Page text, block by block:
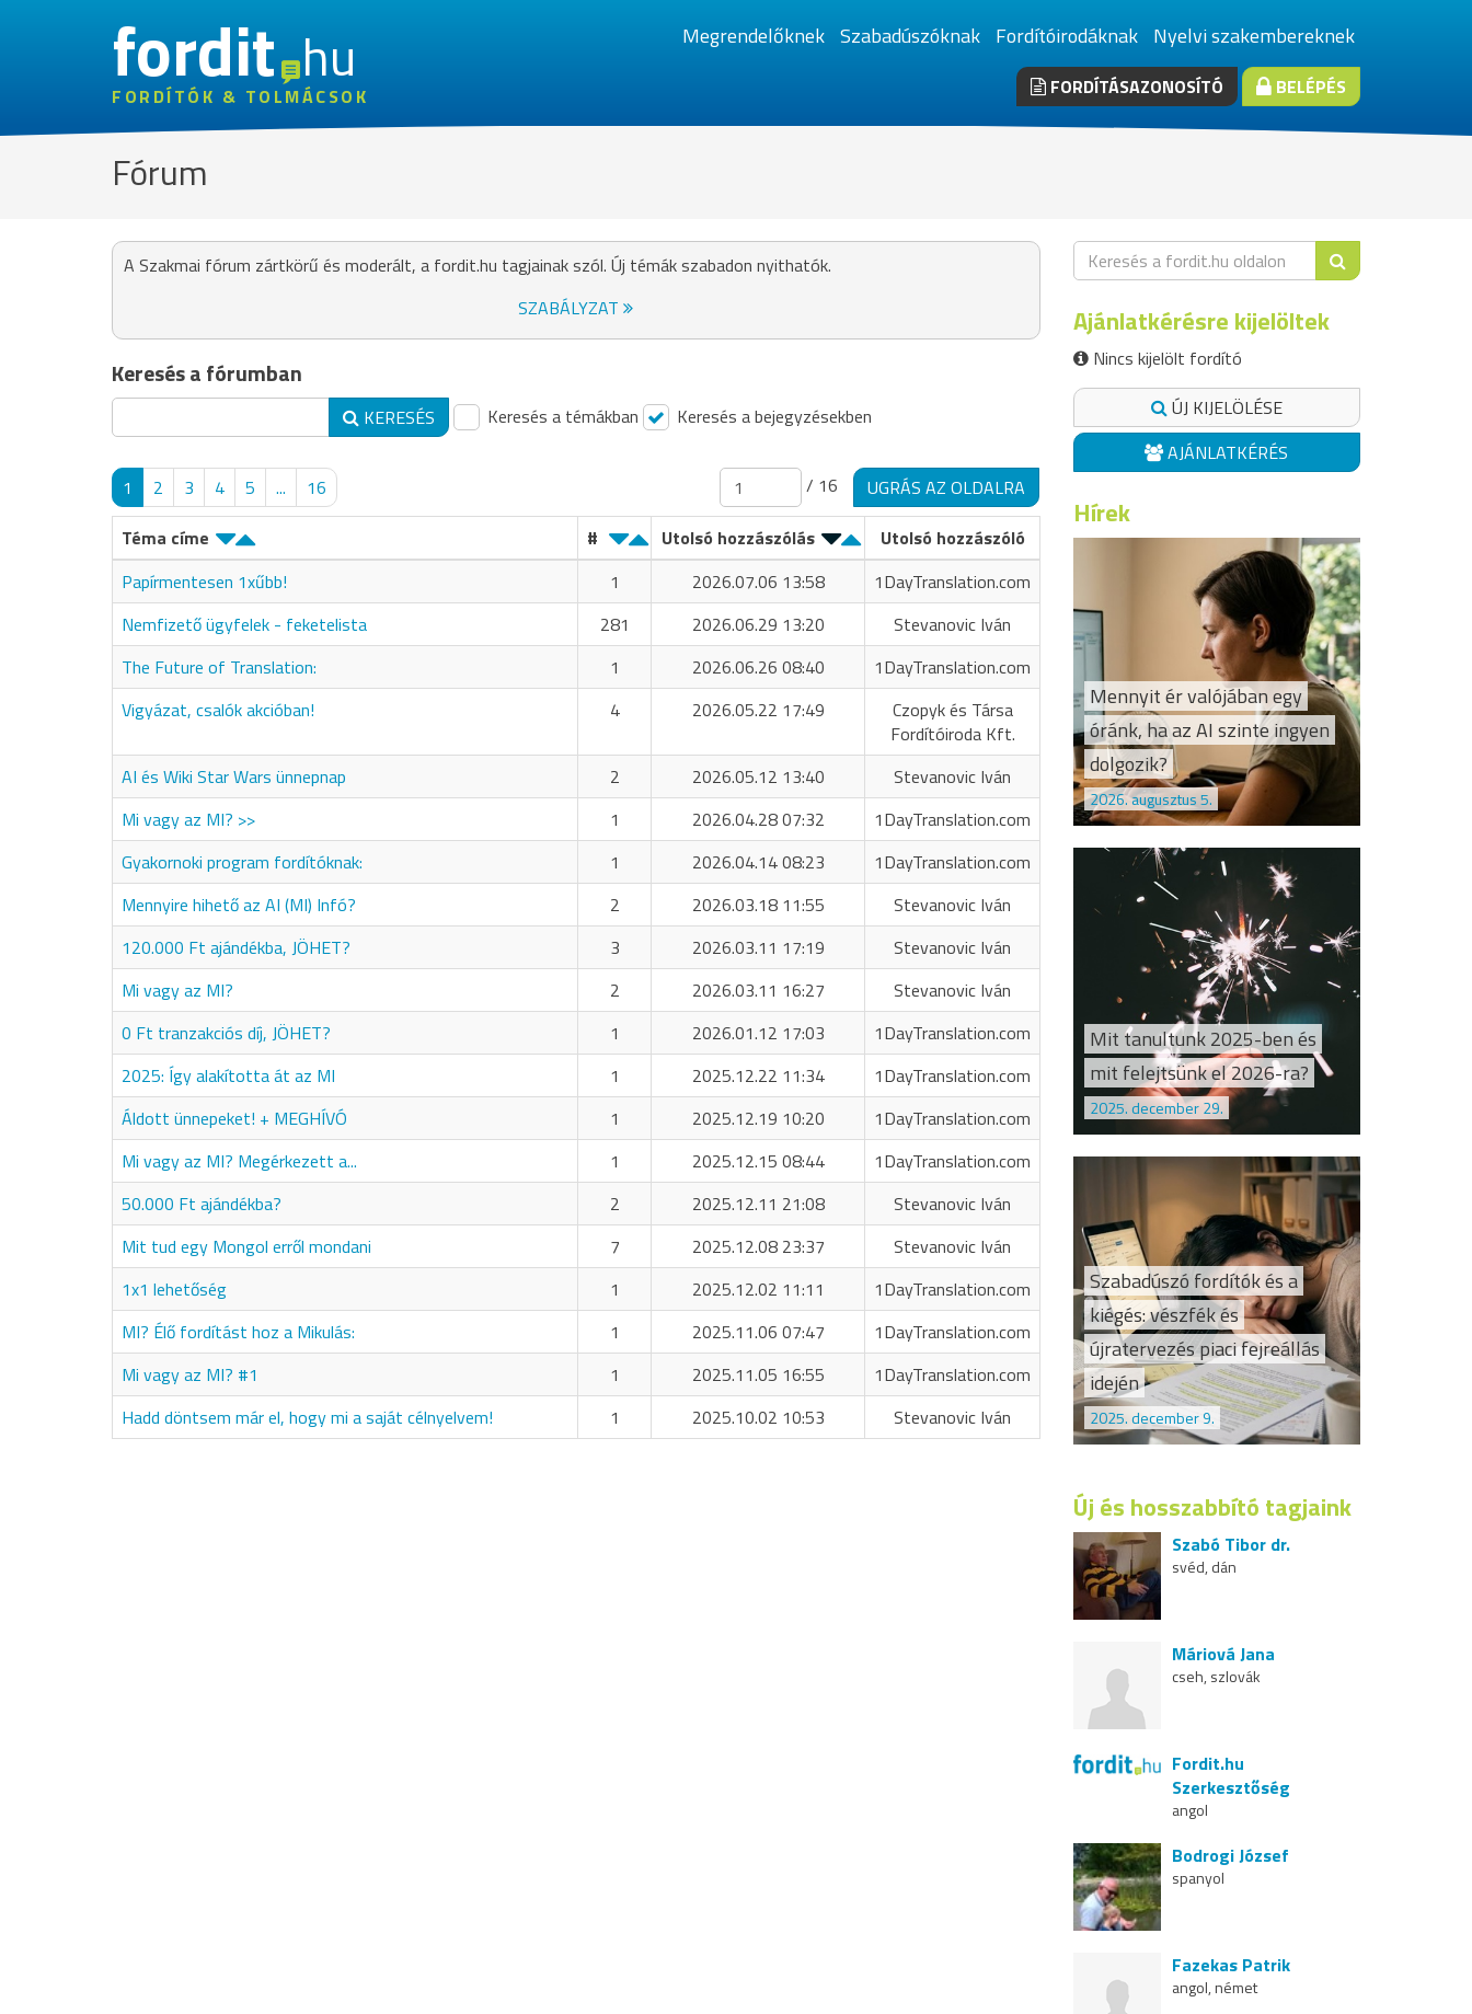
fordithu
FORDÍTÓK & TOLMÁCSOK
Megrendelőknek Szabadúszóknak Fordítóirodáknak Nyelvi szakembereknek
FORDÍTÁSAZONOSÍTÓ BELÉPÉS
Fórum
A Szakmai fórum zártkörű és moderált, a fordit.hu tagjainak szól. Új témák szabadon nyithatók.
SZABÁLYZAT
Keresés a fórumban
KERESÉS Keresés a témákban Keresés a bejegyzésekben
1 2 3 4 5 ... 16 / 16
UGRÁS AZ OLDALRA
Téma címe
# Utolsó hozzászólás
Utolsó hozzászóló
Papírmentesen 1xűbb!
1 2026.07.06 13:58
1DayTranslation.com
Nemfizető ügyfelek - feketelista
281 2026.06.29 13:20
Stevanovic Iván
The Future of Translation:
1 2026.06.26 08:40
1DayTranslation.com
Vigyázat, csalók akcióban!
4 2026.05.22 17:49
Czopyk és Társa
Fordítóiroda Kft.
AI és Wiki Star Wars ünnepnap
2 2026.05.12 13:40
Stevanovic Iván
Mi vagy az MI? >>
1 2026.04.28 07:32
1DayTranslation.com
Gyakornoki program fordítóknak:
1 2026.04.14 08:23
1DayTranslation.com
Mennyire hihető az AI (MI) Infó?
2 2026.03.18 11:55
Stevanovic Iván
120.000 Ft ajándékba, JÖHET?
3 2026.03.11 17:19
Stevanovic Iván
Mi vagy az MI?
2 2026.03.11 16:27
Stevanovic Iván
0 Ft tranzakciós díj, JÖHET?
1 2026.01.12 17:03
1DayTranslation.com
2025: Így alakította át az MI
1 2025.12.22 11:34
1DayTranslation.com
Áldott ünnepeket! + MEGHÍVÓ
1 2025.12.19 10:20
1DayTranslation.com
Mi vagy az MI? Megérkezett a...
1 2025.12.15 08:44
1DayTranslation.com
50.000 Ft ajándékba?
2 2025.12.11 21:08
Stevanovic Iván
Mit tud egy Mongol erről mondani
7 2025.12.08 23:37
Stevanovic Iván
1x1 lehetőség
1 2025.12.02 11:11
1DayTranslation.com
MI? Élő fordítást hoz a Mikulás:
1 2025.11.06 07:47
1DayTranslation.com
Mi vagy az MI? #1
1 2025.11.05 16:55
1DayTranslation.com
Hadd döntsem már el, hogy mi a saját célnyelvem!
1 2025.10.02 10:53 Stevanovic Iván
Ajánlatkérésre kijelöltek
Nincs kijelölt fordító
ÚJ KIJELÖLÉSE
AJÁNLATKÉRÉS
Hírek
Mennyit ér valójában egy
óránk, ha az AI szinte ingyen
dolgozik?
2026. augusztus 5.
Mit tanultunk 2025-ben és
mit felejtsünk el 2026-ra?
2025. december 29.
Szabadúszó fordítók és a
kiégés: vészfék és
újratervezés piaci fejreállás
idején
2025. december 9.
Új és hosszabbító tagjaink
Szabó Tibor dr.
svéd, dán
Máriová Jana
cseh, szlovák
Fordit.hu
Szerkesztőség
angol
Bodrogi József
spanyol
Fazekas Patrik
angol, német